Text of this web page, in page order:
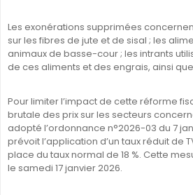
Les exonérations supprimées
sur les fibres de jute et de sisal ; les
animaux de basse-cour ; les intrants
de ces aliments et des engrais, ainsi
Pour limiter l’impact de cette réforme
brutale des prix sur les secteurs
adopté l’ordonnance n°2026-03 du 7
prévoit l’application d’un taux réduit de
place du taux normal de 18 %. Cette
le samedi 17 janvier 2026.